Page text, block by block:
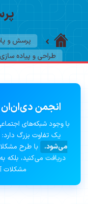
پرسش و
طراحی و پیاده
انجمن دی‌ان‌ان
با وجود شبکه‌های
یک تفاوت بزرگ دارد:
می‌شود.
با طرح
دریافت می‌کنید، بلکه
مشکلات